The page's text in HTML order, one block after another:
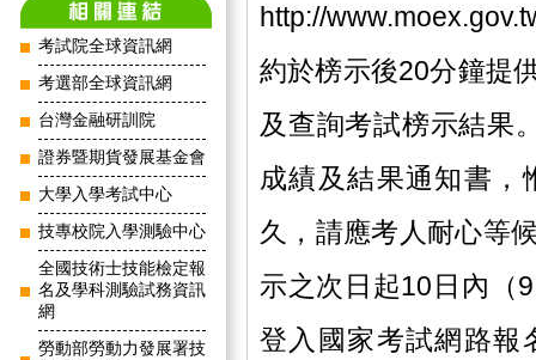
考試院全球資訊網
考選部全球資訊網
台灣金融研訓院
證券暨期貨發展基金會
大學入學考試中心
技專校院入學測驗中心
全國技術士技能檢定報
名及學科測驗試務資訊
網
勞動部勞動力發展署技
http://
約於榜示後20分鐘提
及查詢考試榜示結果
成績及結果通知書，
久，請應考人耐心等
示之次日起10日內（
登入國家考試網路報